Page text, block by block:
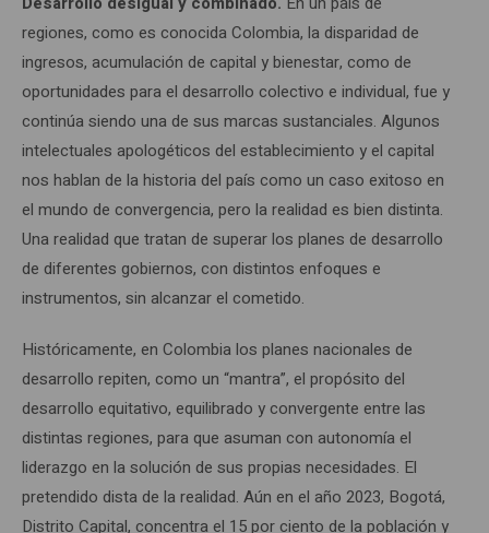
regiones, como es conocida Colombia, la disparidad de
ingresos, acumulación de capital y bienestar, como de
oportunidades para el desarrollo colectivo e individual, fue y
continúa siendo una de sus marcas sustanciales. Algunos
intelectuales apologéticos del establecimiento y el capital
nos hablan de la historia del país como un caso exitoso en
el mundo de convergencia, pero la realidad es bien distinta.
Una realidad que tratan de superar los planes de desarrollo
de diferentes gobiernos, con distintos enfoques e
instrumentos, sin alcanzar el cometido.
Históricamente, en Colombia los planes nacionales de
desarrollo repiten, como un “mantra”, el propósito del
desarrollo equitativo, equilibrado y convergente entre las
distintas regiones, para que asuman con autonomía el
liderazgo en la solución de sus propias necesidades. El
pretendido dista de la realidad. Aún en el año 2023, Bogotá,
Distrito Capital, concentra el 15 por ciento de la población y